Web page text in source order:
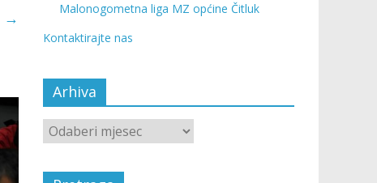
→
Malonogometna liga MZ općine Čitluk
Kontaktirajte nas
Arhiva